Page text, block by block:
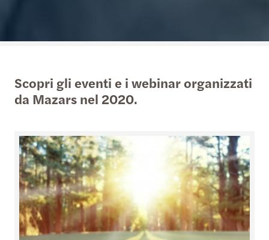
Scopri gli eventi e i webinar organizzati
da Mazars nel 2020.